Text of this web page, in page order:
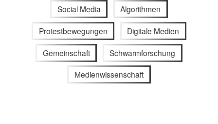
Social Media Algorithmen
Protestbewegungen Digitale Medien
Gemeinschaft Schwarmforschung
Medienwissenschaft